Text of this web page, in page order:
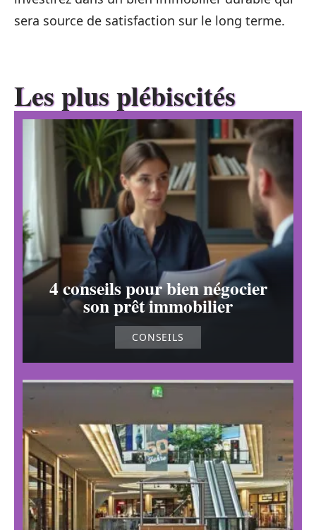
sera source de satisfaction sur le long terme.
Les plus plébiscités
4 conseils pour bien négocier
son prêt immobilier
CONSEILS